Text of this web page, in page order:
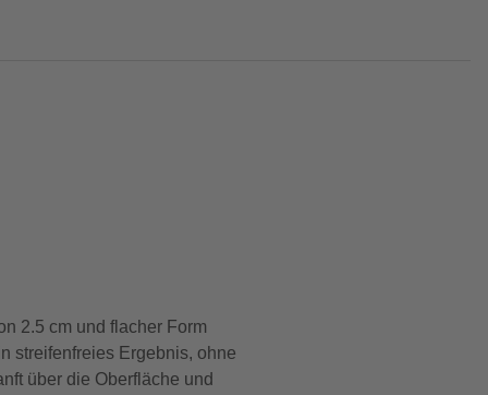
2.5 cm und flacher Form
streifenfreies Ergebnis, ohne
über die Oberfläche und